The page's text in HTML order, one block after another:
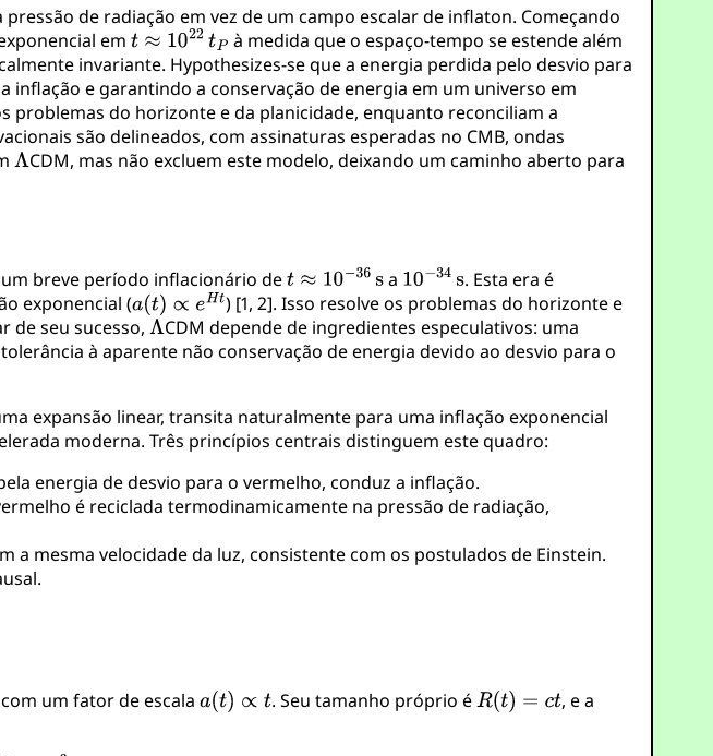
de radiação em vez de um campo escalar de inflaton. Começando
em
à medida que o espaço-tempo se estende além
invariante. Hypothesizes-se que a energia perdida pelo desvio para
e garantindo a conservação de energia em um universo em
problemas do horizonte e da planicidade, enquanto reconciliam a
são delineados, com assinaturas esperadas no CMB, ondas
CDM, mas não excluem este modelo, deixando um caminho aberto para
breve período inflacionário de a
. Esta era é
exponencial (
) [1, 2]. Isso resolve os problemas do horizonte e
de seu sucesso,
CDM depende de ingredientes especulativos: uma
à aparente não conservação de energia devido ao desvio para o
expansão linear, transita naturalmente para uma inflação exponencial
moderna. Três princípios centrais distinguem este quadro:
energia de desvio para o vermelho, conduz a inflação.
é reciclada termodinamicamente na pressão de radiação,
a mesma velocidade da luz, consistente com os postulados de Einstein.
um fator de escala . Seu tamanho próprio é
, e a